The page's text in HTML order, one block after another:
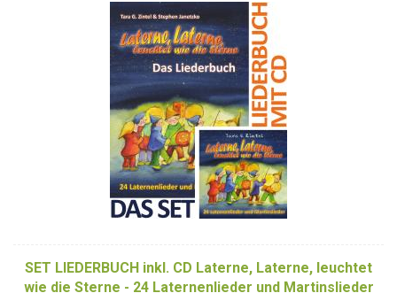
SET LIEDERBUCH inkl. CD Laterne, Laterne, leuchtet
wie die Sterne - 24 Laternenlieder und Martinslieder